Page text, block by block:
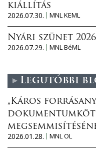
kiállítás
2026.07.30.
MNL KEML
Nyári szünet 2026
2026.07.29.
MNL BéML
Legutóbbi
„Káros
2026.01.28.
MNL OL